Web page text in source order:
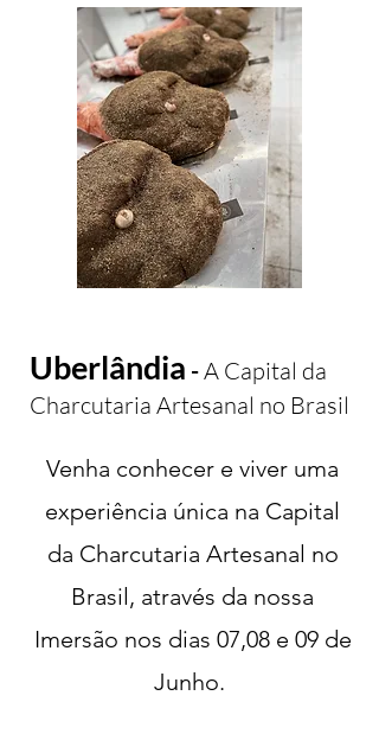
Uberlândia -A Capital da
Charcutaria Artesanal no Brasil
Venha conhecer e viver uma
experiência única na Capital
da Charcutaria Artesanal no
Brasil, através da nossa
Imersão nos dias 07,08 e 09 de
Junho.